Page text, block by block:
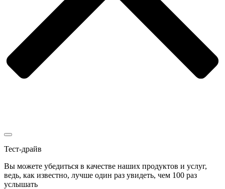
Тест-драйв
Вы можете убедиться в качестве наших продуктов и услуг,
ведь, как известно, лучше один раз увидеть, чем 100 раз
услышать